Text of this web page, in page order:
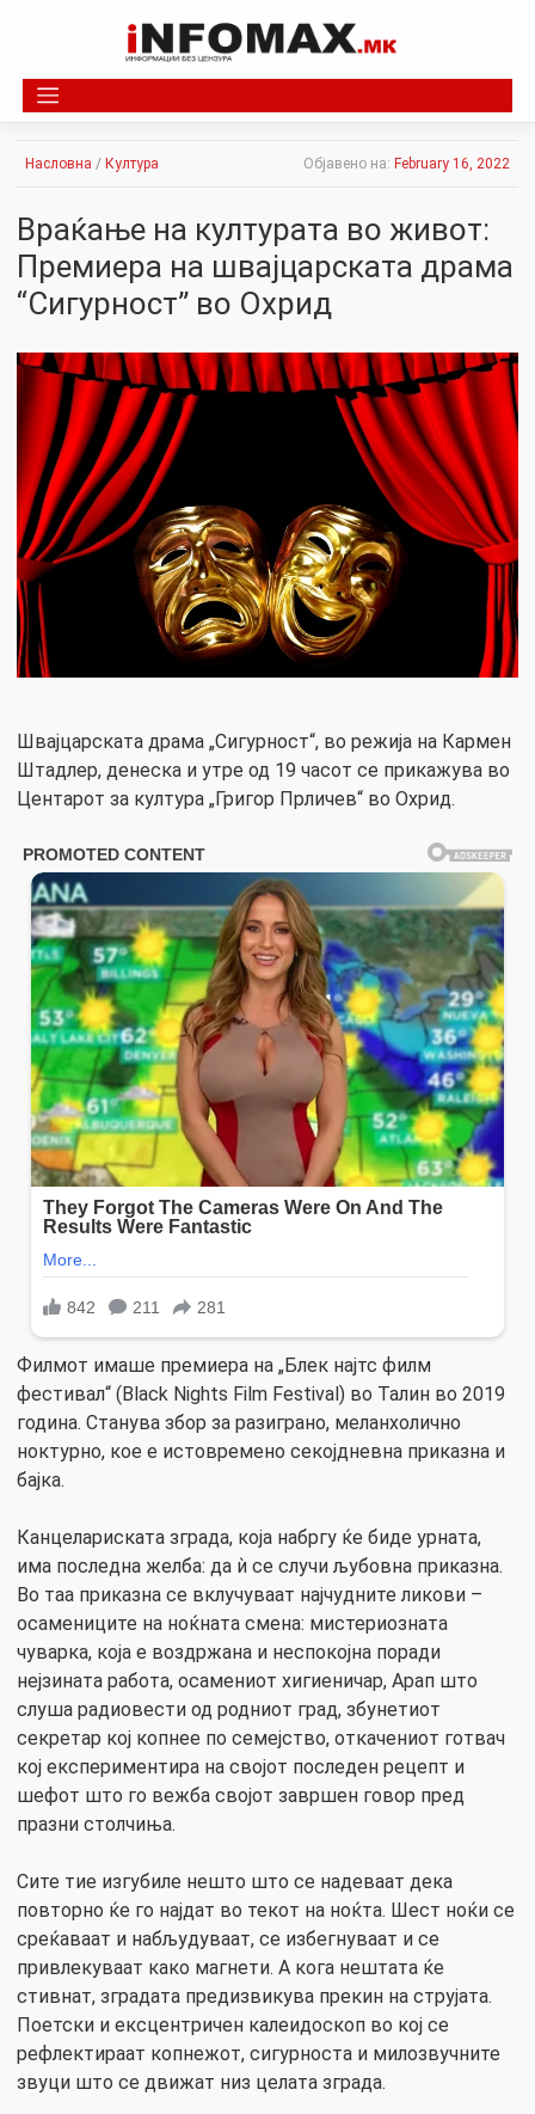
Насловна / Култура Објавено на: February 16, 2022
Враќање на културата во живот:
Премиера на швајцарската драма
“Сигурност” во Охрид
Швајцарската драма „Сигурност“, во режија на Кармен
Штадлер, денеска и утре од 19 часот се прикажува во
Центарот за култура „Григор Прличев“ во Охрид.
Филмот имаше премиера на „Блек најтс филм
фестивал“ (Black Nights Film Festival) во Талин во 2019
година. Станува збор за разиграно, меланхолично
ноктурно, кое е истовремено секојдневна приказна и
бајка.
Канцелариската зграда, која набргу ќе биде урната,
има последна желба: да ѝ се случи љубовна приказна.
Во таа приказна се вклучуваат најчудните ликови –
осамениците на ноќната смена: мистериозната
чуварка, која е воздржана и неспокојна поради
нејзината работа, осамениот хигиеничар, Арап што
слуша радиовести од родниот град, збунетиот
секретар кој копнее по семејство, откачениот готвач
кој експериментира на својот последен рецепт и
шефот што го вежба својот завршен говор пред
празни столчиња.
Сите тие изгубиле нешто што се надеваат дека
повторно ќе го најдат во текот на ноќта. Шест ноќи се
среќаваат и набљудуваат, се избегнуваат и се
привлекуваат како магнети. А кога нештата ќе
стивнат, зградата предизвикува прекин на струјата.
Поетски и ексцентричен калеидоскоп во кој се
рефлектираат копнежот, сигурноста и милозвучните
звуци што се движат низ целата зграда.